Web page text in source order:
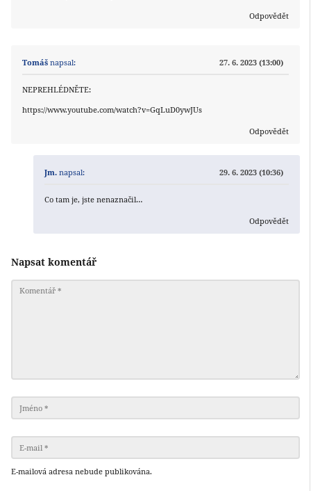
Odpovědět
Tomáš napsal: 27. 6. 2023 (13:00)
NEPREHLÉDNĚTE:
https://www.youtube.com/watch?v=GqLuD0ywJUs
Odpovědět
Jm. napsal: 29. 6. 2023 (10:36)
Co tam je, jste nenaznačil…
Odpovědět
Napsat komentář
E-mailová adresa nebude publikována.